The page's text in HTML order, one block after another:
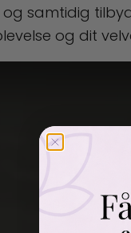
samtidig
og dit